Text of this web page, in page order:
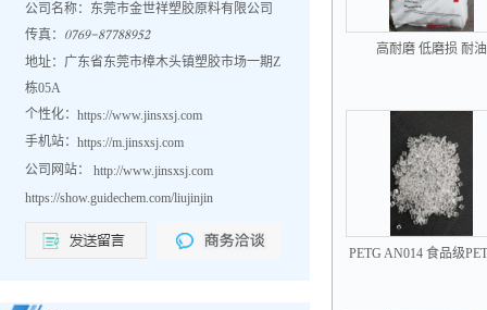
公司名称：东莞市金世祥塑胶原料有限公司
传真：
𐀐𐀔𐀕𐀓𐀖𐀒𐀔𐀔𐀒𐀒𐀓𐀎𐀑
地址：广东省东莞市樟木头镇塑胶市场一期Z
栋05A
个性化： https://www.jinsxsj.com
手机站： https://m.jinsxsj.com
公司网站： http://www.jinsxsj.com
https://show.guidechem.com/liujinjin
高耐磨 低磨损 耐油
PETG AN014 食品级